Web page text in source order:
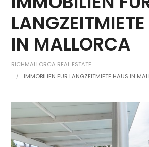
IN MALLORCA
RICHMALLORCA REAL ESTATE
IMMOBILIEN FUR LANGZEITMIETE HAUS IN